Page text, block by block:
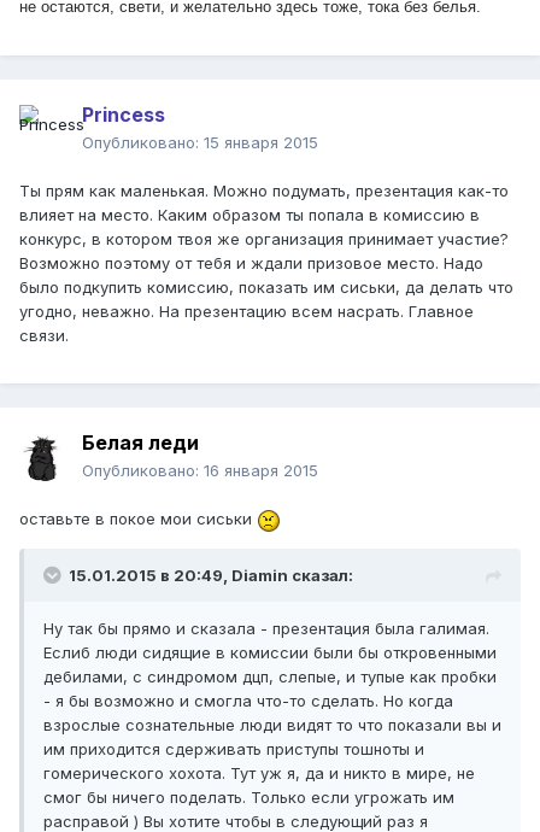
не остаются, свети, и желательно здесь тоже, тока без белья.
Рrincess
Опубликовано: 15 января 2015
Ты прям как маленькая. Можно подумать, презентация как-то
влияет на место. Каким образом ты попала в комиссию в
конкурс, в котором твоя же организация принимает участие?
Возможно поэтому от тебя и ждали призовое место. Надо
было подкупить комиссию, показать им сиськи, да делать что
угодно, неважно. На презентацию всем насрать. Главное
связи.
Белая леди
Опубликовано: 16 января 2015
оставьте в покое мои сиськи
15.01.2015 в 20:49, Diamin сказал:
Ну так бы прямо и сказала - презентация была галимая.
Еслиб люди сидящие в комиссии были бы откровенными
дебилами, с синдромом дцп, слепые, и тупые как пробки
- я бы возможно и смогла что-то сделать. Но когда
взрослые сознательные люди видят то что показали вы и
им приходится сдерживать приступы тошноты и
гомерического хохота. Тут уж я, да и никто в мире, не
смог бы ничего поделать. Только если угрожать им
расправой ) Вы хотите чтобы в следующий раз я